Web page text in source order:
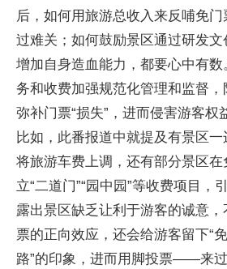
后，如何用旅游总收入来反哺免
过难关；如何鼓励景区通过研发
增加自身造血能力，都要心中有
务和收费加强规范化管理和监督
弥补门票“损失”，进而侵害游客权
比如，此番报道中就提及有景区
将旅游车费上调，还有部分景区
立“二道门”“园中园”等收费项目，
露出景区缺乏让利于游客的诚意
票的正向效应，还会给游客留下“
路”的印象，进而用脚投票——来